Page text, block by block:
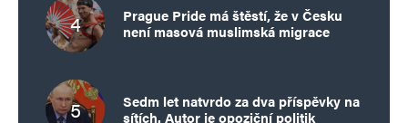
Prague Pride má štěstí, že v Česku
není masová muslimská migrace
Sedm let natvrdo za dva příspěvky na
sítích. Autor je opoziční politik